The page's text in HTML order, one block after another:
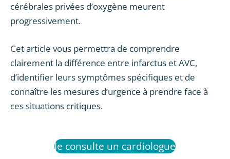
cérébrales privées d’oxygène meurent
progressivement.
Cet article vous permettra de comprendre
clairement la différence entre infarctus et AVC,
d’identifier leurs symptômes spécifiques et de
connaître les mesures d’urgence à prendre face à
ces situations critiques.
Je consulte un cardiologue